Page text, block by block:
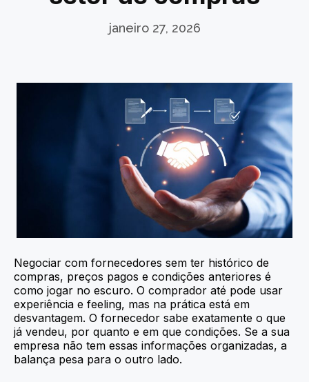
janeiro 27, 2026
Negociar com fornecedores sem ter histórico de
compras, preços pagos e condições anteriores é
como jogar no escuro. O comprador até pode usar
experiência e feeling, mas na prática está em
desvantagem. O fornecedor sabe exatamente o que
já vendeu, por quanto e em que condições. Se a sua
empresa não tem essas informações organizadas, a
balança pesa para o outro lado.